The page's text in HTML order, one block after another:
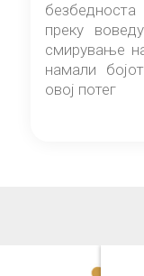
преку
смирување
намали
овој потег